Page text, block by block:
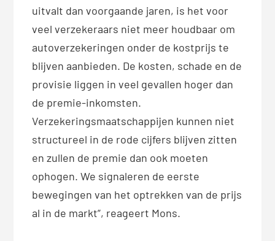
uitvalt dan voorgaande jaren, is het voor
veel verzekeraars niet meer houdbaar om
autoverzekeringen onder de kostprijs te
blijven aanbieden. De kosten, schade en de
provisie liggen in veel gevallen hoger dan
de premie-inkomsten.
Verzekeringsmaatschappijen kunnen niet
structureel in de rode cijfers blijven zitten
en zullen de premie dan ook moeten
ophogen. We signaleren de eerste
bewegingen van het optrekken van de prijs
al in de markt”, reageert Mons.